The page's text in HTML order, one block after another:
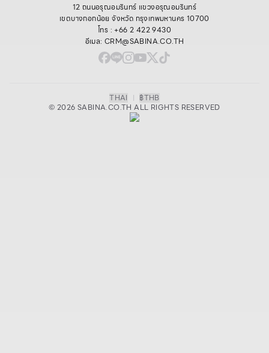
12 ถนนอรุณอมรินทร์ แขวงอรุณอมรินทร์
เขตบางกอกน้อย จังหวัด กรุงเทพมหานคร 10700
โทร : +66 2 422 9430
อีเมล: CRM@SABINA.CO.TH
THAI | ฿THB
© 2026 SABINA.CO.TH ALL RIGHTS RESERVED